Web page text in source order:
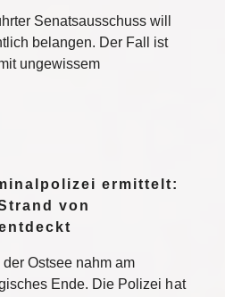
Senatsausschuss will
belangen. Der Fall ist
ungewissem
ermittelt:
von
Ostsee nahm am
Ende. Die Polizei hat